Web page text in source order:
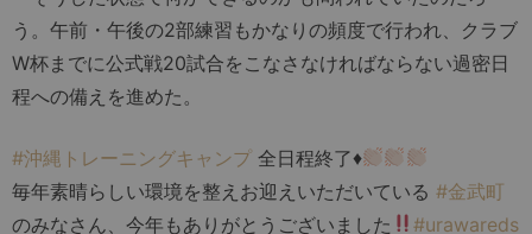
う。午前・午後の2部練習もかなりの頻度で行われ、クラブ
W杯までに公式戦20試合をこなさなければならない過密日
程への備えを進めた。
#沖縄トレーニングキャンプ 全日程終了♦️
毎年素晴らしい環境を整えお迎えいただいている #金武町
のみなさん、今年もありがとうございました
#urawareds